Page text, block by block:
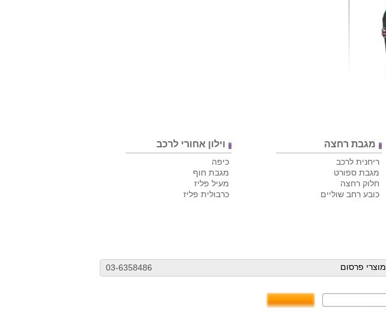
מגבת רחצה
ריחנית לרכב
מגבת ספורט
חלוק רחצה
כובע רחב שוליים
וילון אחורי לרכב
כיפה
מגבת חוף
מעיל פליז
כרבולית פליז
03-6358486 מוצרי פרסום